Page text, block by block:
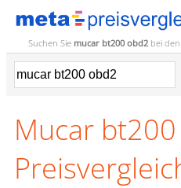
Suchen Sie mucar bt200 obd2 bei
Mucar